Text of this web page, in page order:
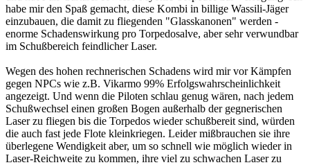
habe mir den Spaß gemacht, diese Kombi in billige Wassili-Jäger
einzubauen, die damit zu fliegenden "Glasskanonen" werden -
enorme Schadenswirkung pro Torpedosalve, aber sehr verwundbar
im Schußbereich feindlicher Laser.
Wegen des hohen rechnerischen Schadens wird mir vor Kämpfen
gegen NPCs wie z.B. Vikarmo 99% Erfolgswahrscheinlichkeit
angezeigt. Und wenn die Piloten schlau genug wären, nach jedem
Schußwechsel einen großen Bogen außerhalb der gegnerischen
Laser zu fliegen bis die Torpedos wieder schußbereit sind, würden
die auch fast jede Flote kleinkriegen. Leider mißbrauchen sie ihre
überlegene Wendigkeit aber, um so schnell wie möglich wieder in
Laser-Reichweite zu kommen, ihre viel zu schwachen Laser zu